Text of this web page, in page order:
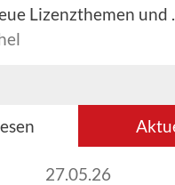
Lizenzthemen und
27.05.26